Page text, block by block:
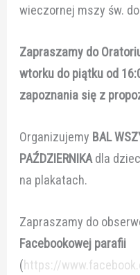
wieczornej mszy św.
Zapraszamy do
wtorku do piątku od
zapoznania się z
Organizujemy BAL
PAŹDZIERNIKAdla
na plakatach.
Zapraszamy do
Facebookowej parafii
( https://